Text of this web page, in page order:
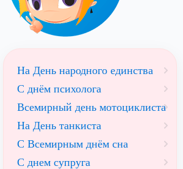
На День народного единства
С днём психолога
Всемирный день мотоциклиста
На День танкиста
С Всемирным днём сна
С днем супруга